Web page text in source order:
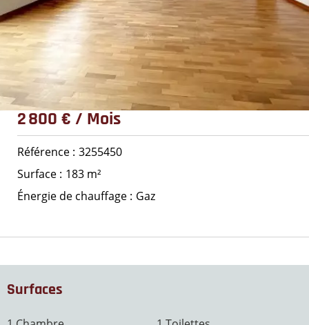
2 800 € / Mois
Référence 3255450
Surface
183 m²
Énergie de chauffage
Gaz
Surfaces